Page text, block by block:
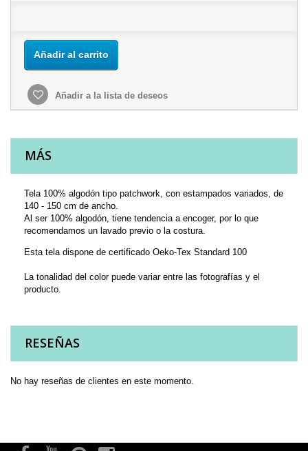
Añadir al carrito
Añadir a la lista de deseos
MÁS
Tela 100% algodón tipo patchwork, con estampados variados, de
140 - 150 cm de ancho.
Al ser 100% algodón, tiene tendencia a encoger, por lo que
recomendamos un lavado previo o la costura.
Esta tela dispone de certificado Oeko-Tex Standard 100
La tonalidad del color puede variar entre las fotografías y el
producto.
RESEÑAS
No hay reseñas de clientes en este momento.